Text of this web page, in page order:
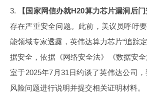
3.
【国家网信办就H20算力芯片漏洞后
存在严重安全问题。此前，美议员呼吁
能领域专家透露，英伟达算力芯片“追踪
据安全，依据《网络安全法》《数据安
室于2025年7月31日约谈了英伟达公司
风险问题进行说明并提交相关证明材料。